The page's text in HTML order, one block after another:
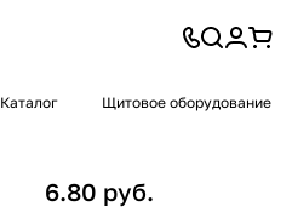
Каталог Щитовое оборудование
6.80 руб.